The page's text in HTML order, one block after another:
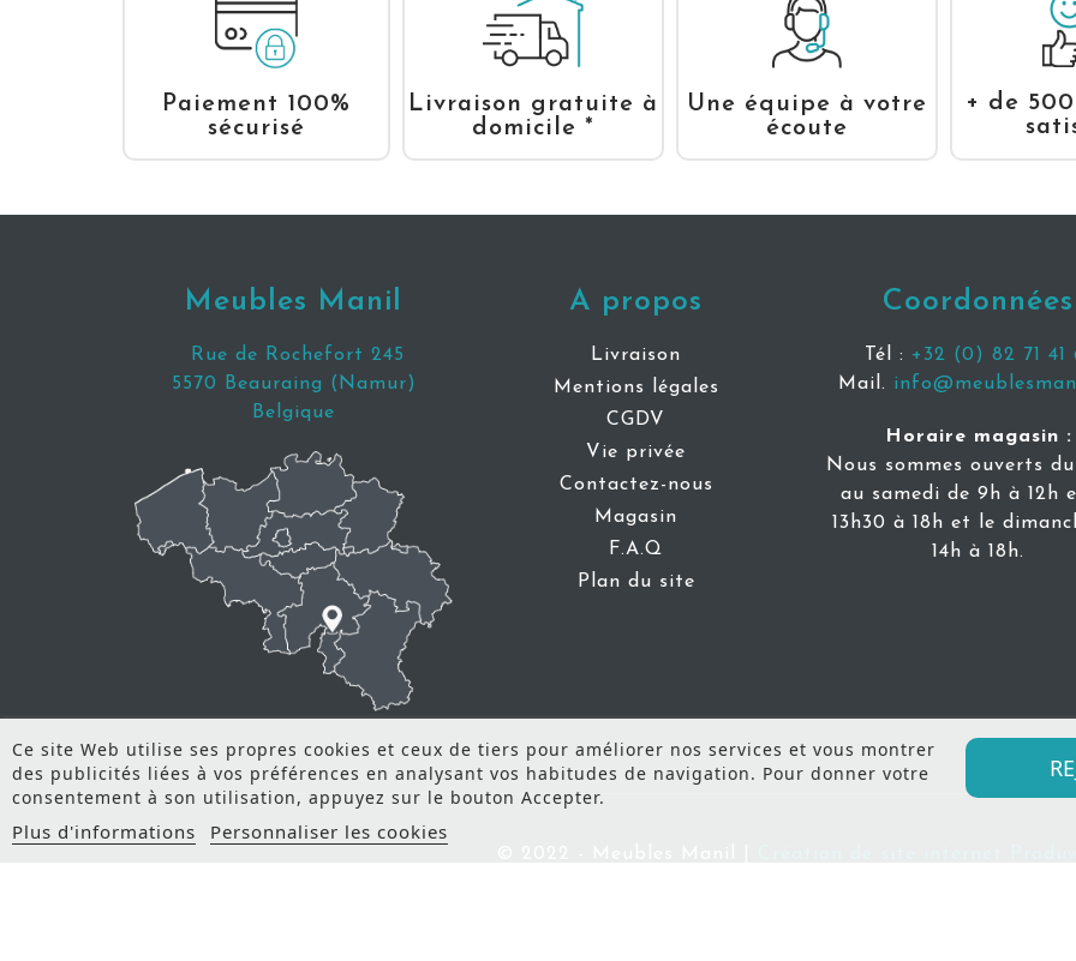
Ce site Web utilise ses propres cookies et ceux de tiers pour améliorer nos services et vous montrer
des publicités liées à vos préférences en analysant vos habitudes de navigation. Pour donner votre
consentement à son utilisation, appuyez sur le bouton Accepter.
Plus d'informations Personnaliser les cookies
Paiement 100%
sécurisé
Livraison gratuite à
domicile *
Une équipe à votre
écoute
+ de
Meubles Manil
Rue de Rochefort 245
5570 Beauraing (Namur)
Belgique
A propos
Livraison
Mentions légales
CGDV
Vie privée
Contactez-nous
Magasin
F.A.Q
Plan du site
Coordonnées
Tél : +32 (0) 82 71 41
Mail.
Horaire magasin :
Nous sommes ouverts
au samedi de 9h à 12h
13h30 à 18h et le
14h à 18h.